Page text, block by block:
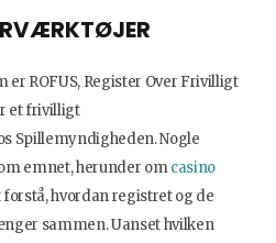
er ROFUS, Register Over Frivilligt
et frivilligt
Spillemyndigheden. Nogle
emnet, herunder omcasino
forstå, hvordan registret og de
sammen. Uanset hvilken